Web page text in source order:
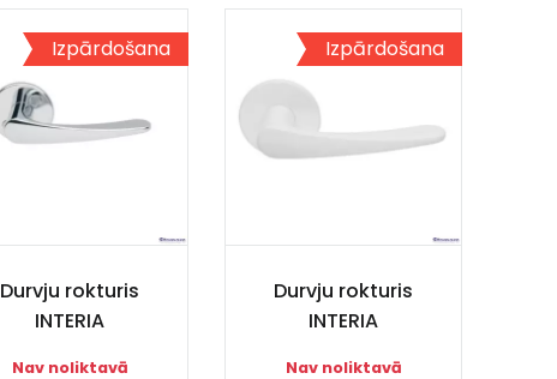
Izpārdošana
Durvju rokturis
INTERIA
Nav noliktavā
Izpārdošana
Durvju rokturis
INTERIA
Nav noliktavā